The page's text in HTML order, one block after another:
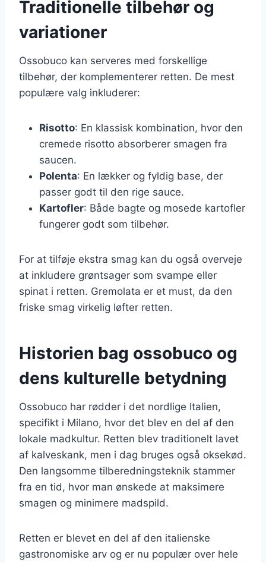
Traditionelle tilbehør og
variationer
Ossobuco kan serveres med forskellige
tilbehør, der komplementerer retten. De mest
populære valg inkluderer:
Risotto: En klassisk kombination, hvor den
cremede risotto absorberer smagen fra
saucen.
Polenta: En lækker og fyldig base, der
passer godt til den rige sauce.
Kartofler: Både bagte og mosede kartofler
fungerer godt som tilbehør.
For at tilføje ekstra smag kan du også overveje
at inkludere grøntsager som svampe eller
spinat i retten. Gremolata er et must, da den
friske smag virkelig løfter retten.
Historien bag ossobuco og
dens kulturelle betydning
Ossobuco har rødder i det nordlige Italien,
specifikt i Milano, hvor det blev en del af den
lokale madkultur. Retten blev traditionelt lavet
af kalveskank, men i dag bruges også oksekød.
Den langsomme tilberedningsteknik stammer
fra en tid, hvor man ønskede at maksimere
smagen og minimere madspild.
Retten er blevet en del af den italienske
gastronomiske arv og er nu populær over hele